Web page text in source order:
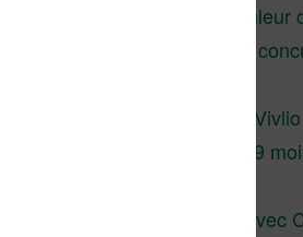
liseuse
à prix défiant toute
La liseuse
un succès 9
XTEINK X4 : test avec